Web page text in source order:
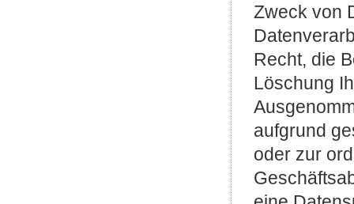
Zweck von
Recht, die
Löschung
aufgrund
oder zur